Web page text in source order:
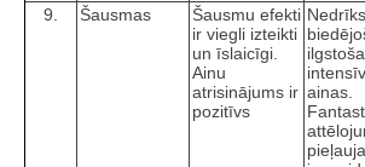
9.
Šausmas
Šausmu efekti
ir viegli izteikti
un īslaicīgi.
Ainu
atrisinājums ir
pozitīvs
ainas.